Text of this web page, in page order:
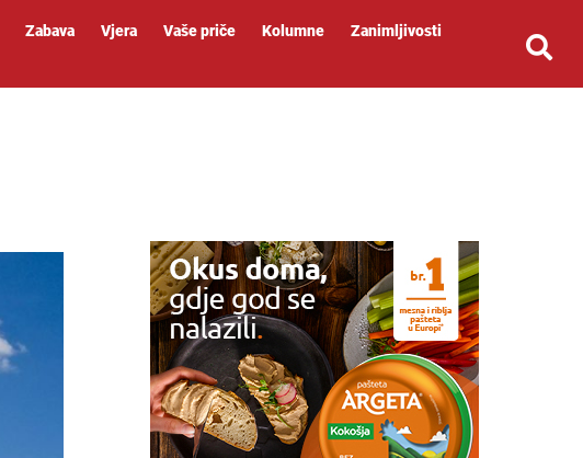
Zabava Vjera Vaše priče Kolumne
Zanimljivosti